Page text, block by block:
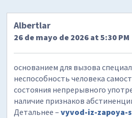
Albertlar
26 de mayo de 2026 at 5:30 PM
основанием для вызова
неспособность человека
состояния непрерывного
наличие признаков
Детальнее –vyvod-iz-zapoya-